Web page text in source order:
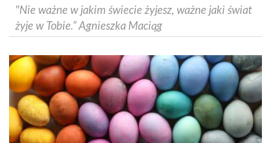
"Nie ważne w jakim świecie żyjesz, ważne jaki świat
żyje w Tobie.” Agnieszka Maciąg